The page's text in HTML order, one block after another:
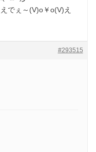
でぇ～(V)o￥o(V)え
#293515